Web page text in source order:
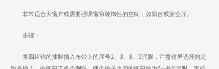
非常适合大窗户或需要强调窗帘装饰性的空间，如阳台或宴会厅。
步骤：
将四齿钩的插脚插入布带上的序号1、3、8、9洞眼，注意这里选择的是